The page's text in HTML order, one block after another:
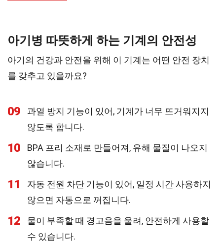
아기병 따뜻하게 하는 기계의 안전성
아기의 건강과 안전을 위해 이 기계는 어떤 안전 장치
를 갖추고 있을까요?
09
과열 방지 기능이 있어, 기계가 너무 뜨거워지지
않도록 합니다.
10
BPA 프리 소재로 만들어져, 유해 물질이 나오지
않습니다.
11
자동 전원 차단 기능이 있어, 일정 시간 사용하지
않으면 자동으로 꺼집니다.
12
물이 부족할 때 경고음을 울려, 안전하게 사용할
수 있습니다.